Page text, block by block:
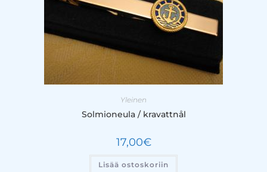
Yleinen
Solmioneula / kravattnål
17,00€
Lisää ostoskoriin